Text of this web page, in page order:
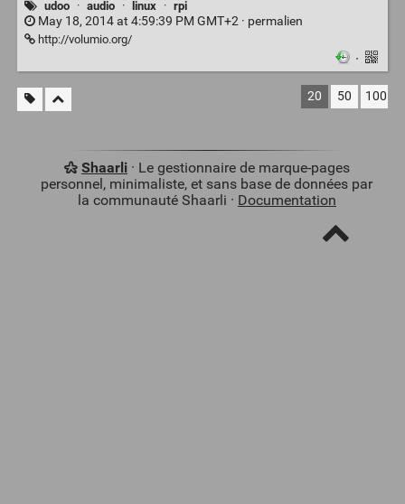
udoo · audio · linux · rpi
May 18, 2014 at 4:59:39 PM GMT+2 · permalien
http://volumio.org/
·
20 50 100
Shaarli· Le gestionnaire de marque-pages
personnel, minimaliste, et sans base de données par
la communauté Shaarli · Documentation